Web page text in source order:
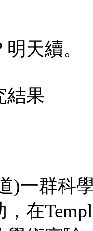
天續。
結果
)一群科
在